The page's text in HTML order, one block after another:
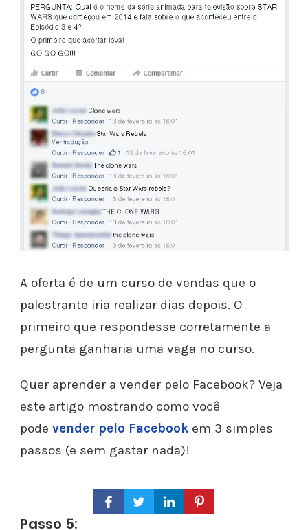
A oferta é de um curso de vendas que o
palestrante iria realizar dias depois. O
primeiro que respondesse corretamente a
pergunta ganharia uma vaga no curso.
Quer aprender a vender pelo Facebook? Veja
este artigo mostrando como você
pode vender pelo Facebookem 3 simples
passos (e sem gastar nada)!
Passo 5: